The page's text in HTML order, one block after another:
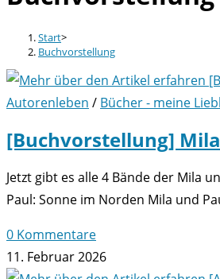
Start>
Buchvorstellung
Autorenleben / Bücher - meine
[Buchvorstellung]
Jetzt gibt es alle 4 Bände der Mila
Paul: Sonne im Norden Mila und
0 Kommentare
11. Februar 2026